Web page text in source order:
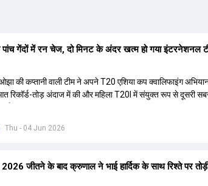
Thu - 04 Jun 2026
पांच गेंदों में रन चेज, दो मिनट के अंदर खत्म हो गया इंटरनेशनल
की कप्तानी वाली टीम ने अपने T20 एशिया कप क्वालिफाइंग
रिकॉर्ड-तोड़ अंदाज में की और महिला T20I में संयुक्त रूप से दूसरी
जीतने के बाद क्रुणाल ने भाई हार्द‍िक के साथ र‍िश्ते पर